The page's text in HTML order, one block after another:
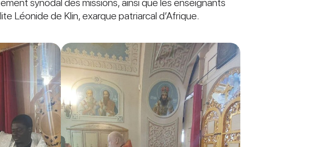
Léonide de Klin, exarque patriarcal d’Afrique.